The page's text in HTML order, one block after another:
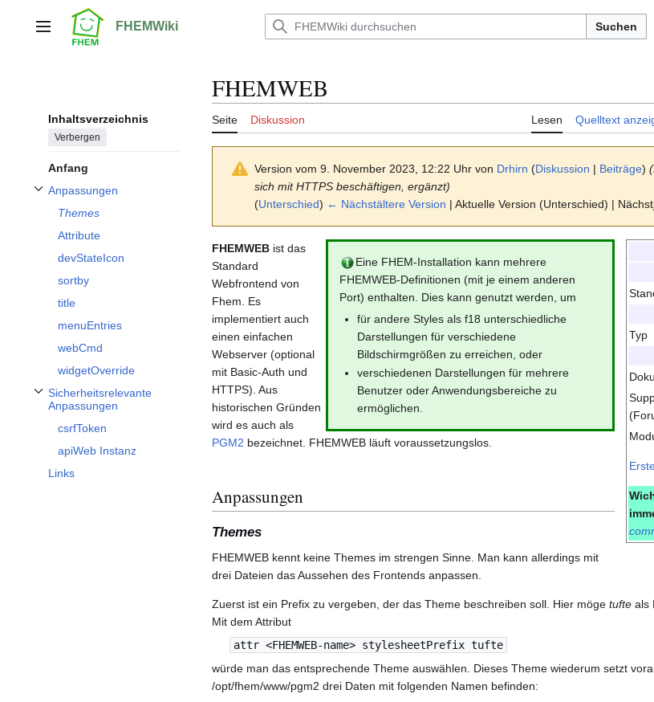
springenHauptmenü FHEMWiki Suchen
Inhaltsverzeichnis
Verbergen
Anfang
Anpassungen
Unterabschnitt Anpassungen umschalten
Themes
Attribute
devStateIcon
sortby
title
menuEntries
webCmd
widgetOverride
Sicherheitsrelevante
Anpassungen
Unterabschnitt Sicherheitsrelevante Anpassungen umschalten
csrfToken
apiWeb Instanz
Links
FHEMWEB
Seite Diskussion Lesen Quelltext
Version vom 9. November 2023, 12:22 Uhr von Drhirn (Diskussion | Beiträge)
sich mit HTTPS beschäftigen, ergänzt)
(Unterschied) ← Nächstältere Version | Aktuelle Version (Unterschied) |
Typ
Eine FHEM-Installation kann mehrere
FHEMWEB-Definitionen (mit je einem anderen
Port) enthalten. Dies kann genutzt werden, um
für andere Styles als f18 unterschiedliche
Darstellungen für verschiedene
Bildschirmgrößen zu erreichen, oder
verschiedenen Darstellungen für mehrere
Benutzer oder Anwendungsbereiche zu
ermöglichen.
FHEMWEB ist das
Standard
Webfrontend von
Fhem. Es
implementiert auch
einen einfachen
Webserver (optional
mit Basic-Auth und
HTTPS). Aus
historischen Gründen
wird es auch als
PGM2 bezeichnet. FHEMWEB läuft voraussetzungslos.
Anpassungen
Themes
FHEMWEB kennt keine Themes im strengen Sinne. Man kann allerdings mit
drei Dateien das Aussehen des Frontends anpassen.
Zuerst ist ein Prefix zu vergeben, der das Theme beschreiben soll. Hier möge tufte als
Mit dem Attribut
attr <FHEMWEB-name> stylesheetPrefix tufte
würde man das entsprechende Theme auswählen. Dieses Theme wiederum setzt
/opt/fhem/www/pgm2 drei Daten mit folgenden Namen befinden: